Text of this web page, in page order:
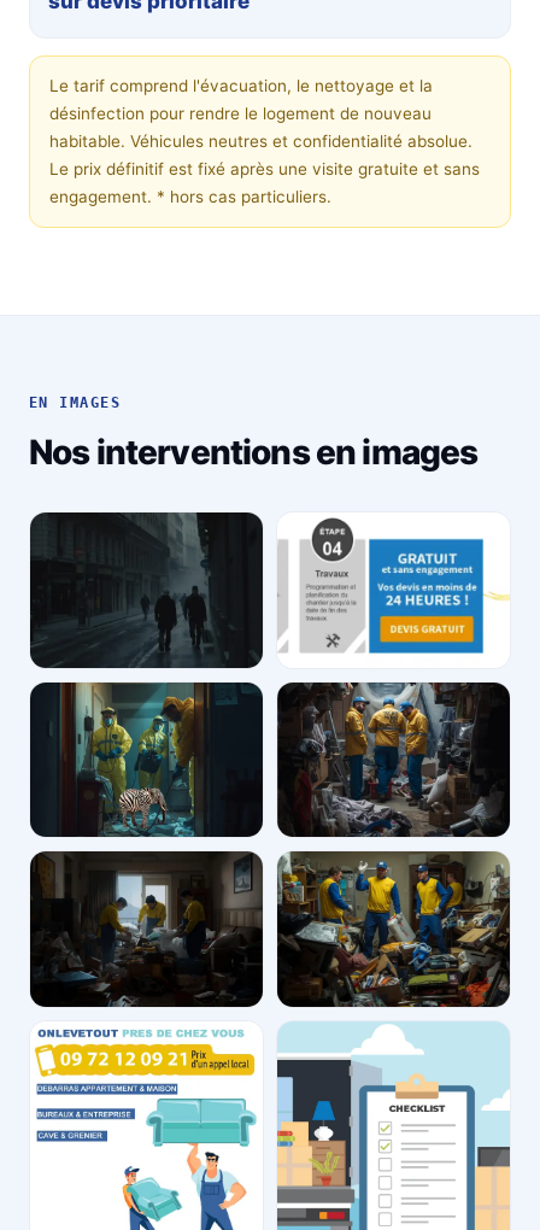
Le tarif comprend l'évacuation, le nettoyage et la
désinfection pour rendre le logement de nouveau
habitable. Véhicules neutres et confidentialité absolue.
Le prix définitif est fixé après une visite gratuite et sans
engagement. * hors cas particuliers.
EN IMAGES
Nos interventions en images